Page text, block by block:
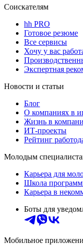
Соискателям
hh PRO
Готовое резюме
Все сервисы
Хочу у вас
Экспертная
Новости и статьи
Блог
О компаниях в
Жизнь в
ИТ-проекты
Рейтинг
Молодым
Карьера для
Школа
Карьера в
Боты для
Мобильное